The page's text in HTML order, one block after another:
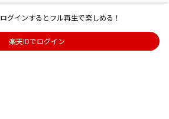
ログインするとフル再生で楽しめる！
楽天IDでログイン